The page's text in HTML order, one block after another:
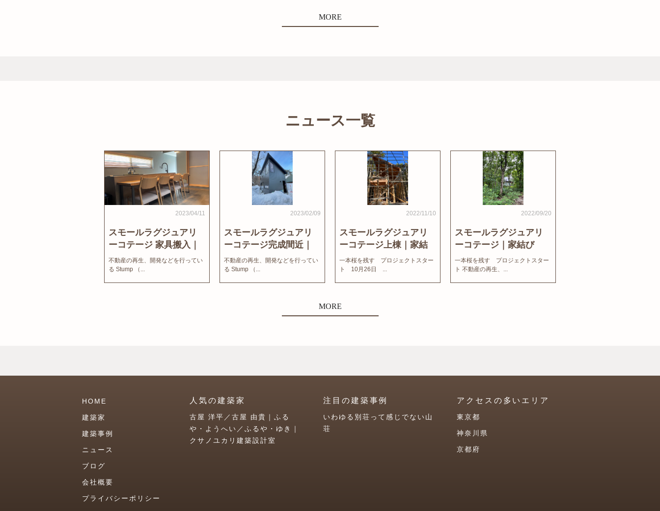
MORE
ニュース一覧
2023/04/11
スモールラグジュアリ
ーコテージ 家具搬入｜
家結びNews
不動産の再生、開発などを行ってい
る Stump （...
2023/02/09
スモールラグジュアリ
ーコテージ完成間近｜
家結びNews
不動産の再生、開発などを行ってい
る Stump （...
2022/11/10
スモールラグジュアリ
ーコテージ上棟｜家結
びNews
一本桜を残す プロジェクトスター
ト 10月26日 ...
2022/09/20
スモールラグジュアリ
ーコテージ｜家結び
News
一本桜を残す プロジェクトスター
ト 不動産の再生、...
MORE
HOME
建築家
建築事例
ニュース
ブログ
会社概要
プライバシーポリシー
人気の建築家
古屋 洋平／古屋 由貴｜ふる
や・ようへい／ふるや・ゆき｜
クサノユカリ建築設計室
注目の建築事例
いわゆる別荘って感じでない山
荘
アクセスの多いエリア
東京都
神奈川県
京都府